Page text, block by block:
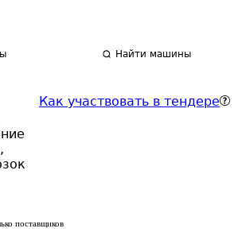
Найти машины
Как участвовать в тендере
поставщиков